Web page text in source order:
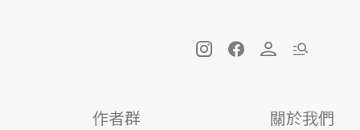
作者群 關於我們